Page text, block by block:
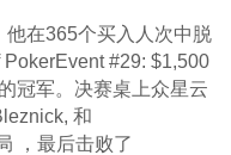
他在365个买入人次中脱
#29: $1,500
冠军。决赛桌上众星云
和
，最后击败了